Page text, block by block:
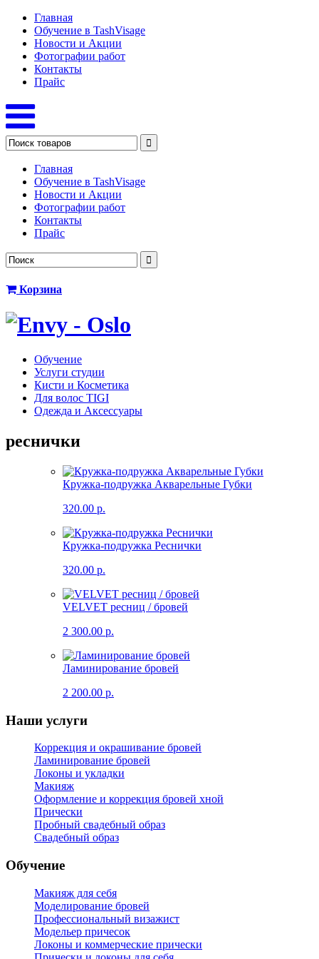
Главная
Обучение в TashVisage
Новости и Акции
Фотографии работ
Контакты
Прайс
Главная
Обучение в TashVisage
Новости и Акции
Фотографии работ
Контакты
Прайс
Корзина
Обучение
Услуги студии
Кисти и Косметика
Для волос TIGI
Одежда и Аксессуары
реснички
Кружка-подружка Акварельные Губки
320.00 р.
Кружка-подружка Реснички
320.00 р.
VELVET ресниц / бровей
2 300.00 р.
Ламинирование бровей
2 200.00 р.
Наши услуги
Коррекция и окрашивание бровей
Ламинирование бровей
Локоны и укладки
Макияж
Оформление и коррекция бровей хной
Прически
Пробный свадебный образ
Свадебный образ
Обучение
Макияж для себя
Моделирование бровей
Профессиональный визажист
Модельер причесок
Локоны и коммерческие прически